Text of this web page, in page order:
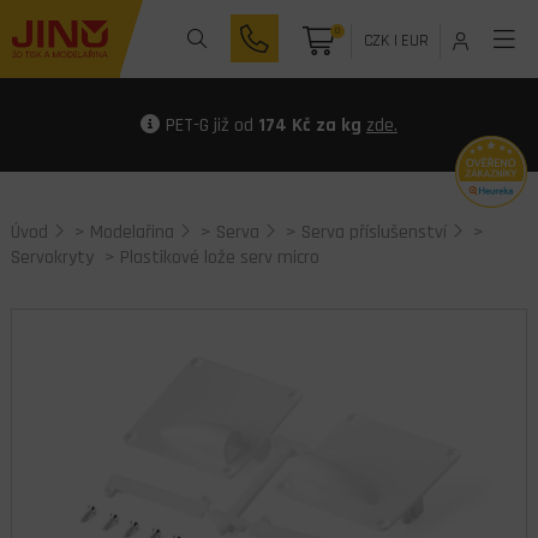
0 CZK| EUR
PET-G již od 174 Kč za kg zde.
Úvod > Modelařina > Serva > Serva příslušenství
>
Servokryty > Plastikové lože serv micro